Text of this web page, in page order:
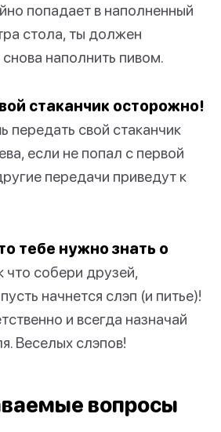
попадает в наполненный
стола, ты должен
наполнить пивом.
стаканчик осторожно!
свой стаканчик
если не попал с первой
передачи приведут к
тебе нужно знать о
что собери друзей,
начнется слэп (и питье)!
и всегда назначай
Веселых слэпов!
вопросы